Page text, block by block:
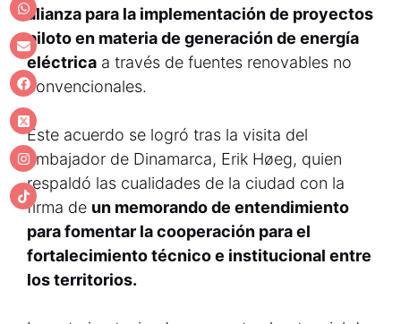
alianza para la implementación de proyectos
piloto en materia de generación de energía
eléctrica a través de fuentes renovables no
convencionales.
Este acuerdo se logró tras la visita del
embajador de Dinamarca, Erik Høeg, quien
respaldó las cualidades de la ciudad con la
firma de un memorando de entendimiento
para fomentar la cooperación para el
fortalecimiento técnico e institucional entre
los territorios.